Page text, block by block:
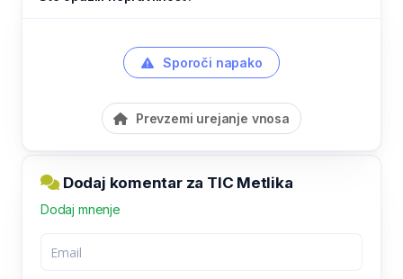
Sporoči napako
Prevzemi urejanje vnosa
Dodaj komentar za TIC Metlika
Dodaj mnenje